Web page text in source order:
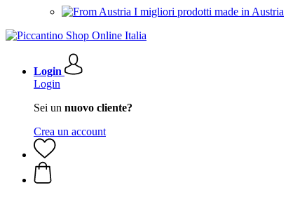
I migliori prodotti made in Austria
Login
Login
Sei un nuovo cliente?
Crea un account